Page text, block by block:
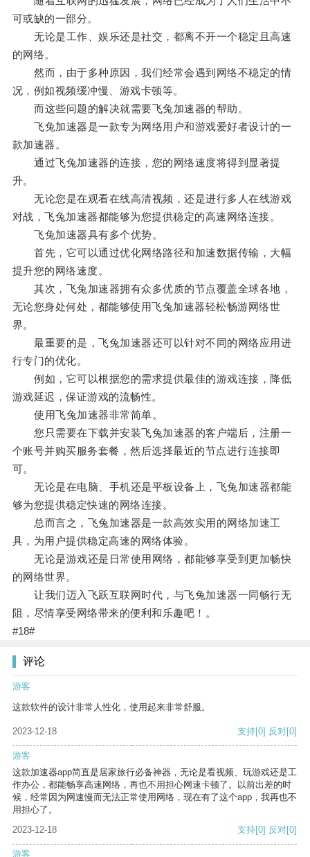
可或缺的一部分。
无论是工作、娱乐还是社交，都离不开一个稳定且高速
的网络。
然而，由于多种原因，我们经常会遇到网络不稳定的情
况，例如视频缓冲慢、游戏卡顿等。
而这些问题的解决就需要飞兔加速器的帮助。
飞兔加速器是一款专为网络用户和游戏爱好者设计的一
款加速器。
通过飞兔加速器的连接，您的网络速度将得到显著提
升。
无论您是在观看在线高清视频，还是进行多人在线游戏
对战，飞兔加速器都能够为您提供稳定的高速网络连接。
飞兔加速器具有多个优势。
首先，它可以通过优化网络路径和加速数据传输，大幅
提升您的网络速度。
其次，飞兔加速器拥有众多优质的节点覆盖全球各地，
无论您身处何处，都能够使用飞兔加速器轻松畅游网络世
界。
最重要的是，飞兔加速器还可以针对不同的网络应用进
行专门的优化。
例如，它可以根据您的需求提供最佳的游戏连接，降低
游戏延迟，保证游戏的流畅性。
使用飞兔加速器非常简单。
您只需要在下载并安装飞兔加速器的客户端后，注册一
个账号并购买服务套餐，然后选择最近的节点进行连接即
可。
无论是在电脑、手机还是平板设备上，飞兔加速器都能
够为您提供稳定快速的网络连接。
总而言之，飞兔加速器是一款高效实用的网络加速工
具，为用户提供稳定高速的网络体验。
无论是游戏还是日常使用网络，都能够享受到更加畅快
的网络世界。
让我们迈入飞跃互联网时代，与飞兔加速器一同畅行无
阻，尽情享受网络带来的便利和乐趣吧！。
#18#
评论
游客
这款软件的设计非常人性化，使用起来非常舒服。
2023-12-18 支持[0] 反对[0]
游客
这款加速器app简直是居家旅行必备神器，无论是看视频、玩游戏还是工
作办公，都能畅享高速网络，再也不用担心网速卡顿了。以前出差的时
候，经常因为网速慢而无法正常使用网络，现在有了这个app，我再也不
用担心了。
2023-12-18
支持[0] 反对[0]
游客